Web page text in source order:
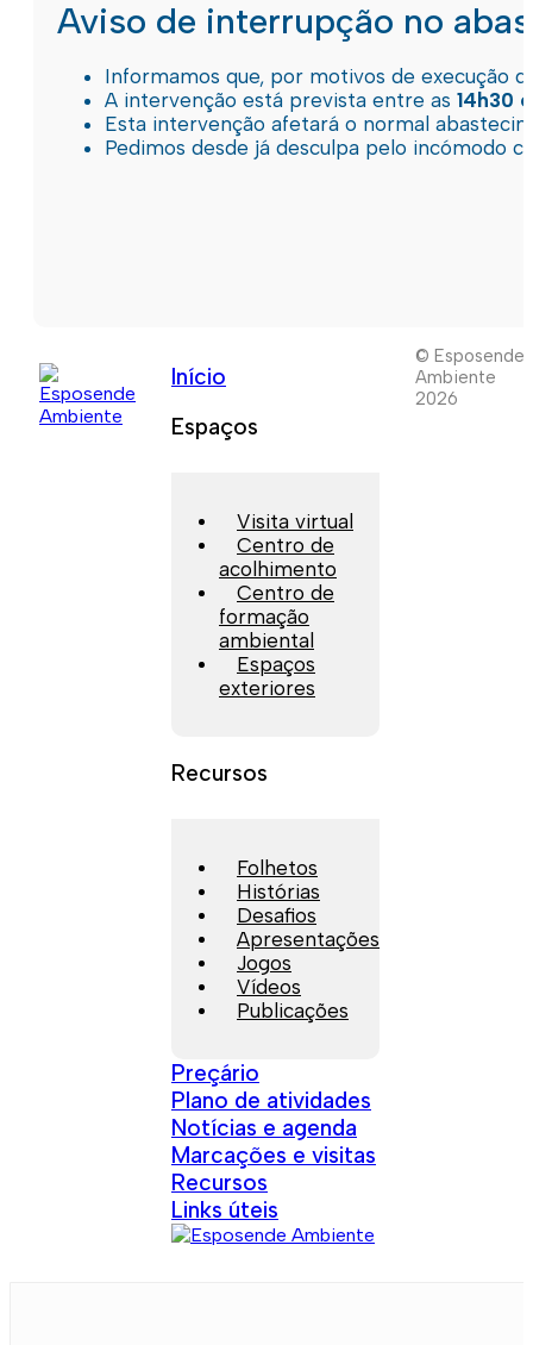
Aviso de interrupção no
Informamos que, por motivos de execução
A intervenção está prevista entre as 14h30
Esta intervenção afetará o normal
Pedimos desde já desculpa pelo incómodo
Início
Espaços
Visita virtual
Centro de
acolhimento
Centro de
formação
ambiental
Espaços
exteriores
Recursos
Folhetos
Histórias
Desafios
Apresentações
Jogos
Vídeos
Publicações
Preçário
Plano de atividades
Notícias e agenda
Marcações e visitas
Recursos
Links úteis
© Esposende
Ambiente
2026